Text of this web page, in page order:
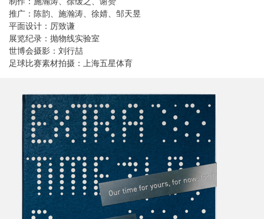
推广：陈韵、施瀚涛、徐婧、邹天昱
平面设计：厉致谦
展览纪录：抛物线实验室
世博会摄影：刘行喆
足球比赛素材拍摄：上海五星体育